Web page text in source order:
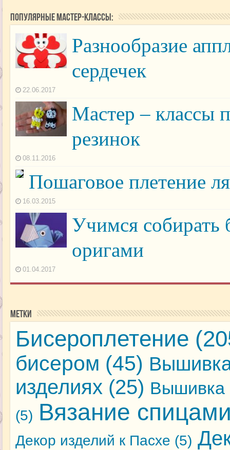
Популярные мастер-классы:
Разнообразие
сердечек
22.06.2017
Мастер – классы
резинок
08.11.2016
Пошаговое плетение
16.03.2015
Учимся собирать
оригами
01.04.2017
Метки
Бисероплетение
бисером (45)
изделиях (25) Вышивка
(5) Вязание
Декор изделий к Пасхе (5)